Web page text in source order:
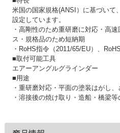
米国の国家規格(ANSI）に基づいて
設定しています。
・高剛性のため重研磨に対応・高
ス・規格品のため短納期
・RoHS指令（2011/65/EU）、
■取付可能工具
エアーアングルグラインダー
■用途
・重研磨対応・平面の塗装はがし
・溶接後の焼け取り・造船・橋梁